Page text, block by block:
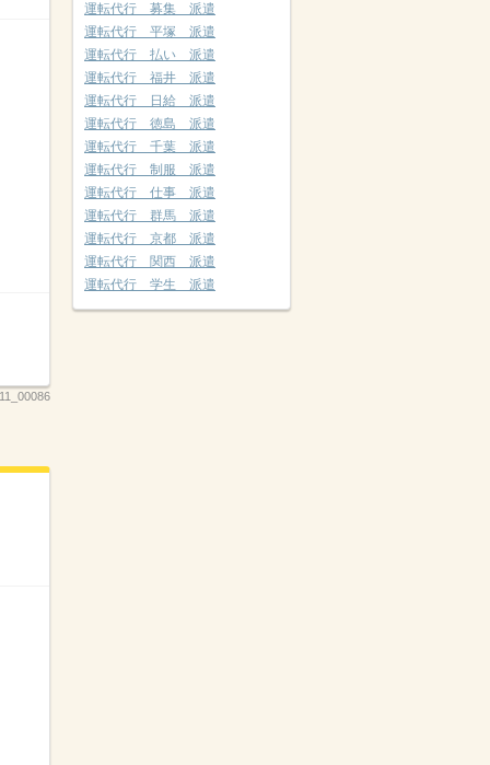
運転代行 募集 派遣
運転代行 平塚 派遣
運転代行 払い 派遣
運転代行 福井 派遣
運転代行 日給 派遣
運転代行 徳島 派遣
運転代行 千葉 派遣
運転代行 制服 派遣
運転代行 仕事 派遣
運転代行 群馬 派遣
運転代行 京都 派遣
運転代行 関西 派遣
運転代行 学生 派遣